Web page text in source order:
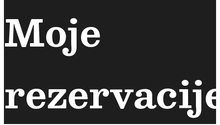
Moje